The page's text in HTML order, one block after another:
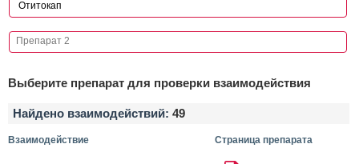
Выберите препарат для проверки взаимодействия
Найдено взаимодействий: 49
Взаимодействие Страница препарата